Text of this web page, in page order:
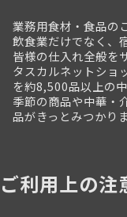
業務用食材・食品の
飲食業だけでなく、
皆様の仕入れ全般を
タスカルネットショ
を約8,500品以上の
季節の商品や中華・
品がきっとみつかりま
ご利用上の注